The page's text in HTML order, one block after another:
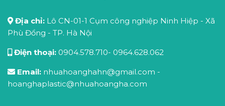
Địa chỉ: Lô CN-01-1 Cụm công nghiệp Ninh Hiệp - Xã
Phù Đổng - TP. Hà Nội
Điện thoại: 0904.578.710- 0964.628.062
Email: nhuahoanghahn@gmail.com -
hoanghaplastic@nhuahoangha.com